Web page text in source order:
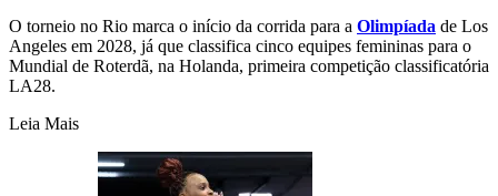
O torneio no Rio marca o início da corrida para a Olimpíada de Los
Angeles em 2028, já que classifica cinco equipes femininas para o
Mundial de Roterdã, na Holanda, primeira competição classificatória
LA28.
Leia Mais